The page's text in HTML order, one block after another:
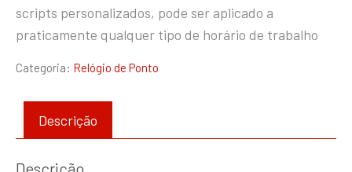
scripts personalizados, pode ser aplicado a
praticamente qualquer tipo de horário de trabalho
Categoria: Relógio de Ponto
Descrição